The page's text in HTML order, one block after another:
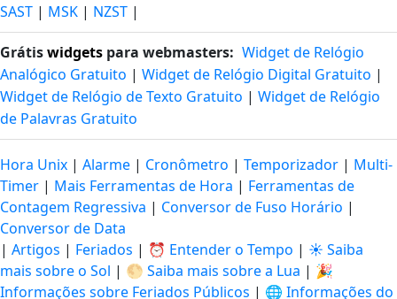
SAST | MSK | NZST |
Grátiswidgets para webmasters: Widget de Relógio
Analógico Gratuito | Widget de Relógio Digital Gratuito |
Widget de Relógio de Texto Gratuito | Widget de Relógio
de Palavras Gratuito
Hora Unix | Alarme | Cronômetro | Temporizador | Multi-
Timer | Mais Ferramentas de Hora | Ferramentas de
Contagem Regressiva | Conversor de Fuso Horário |
Conversor de Data
| Artigos | Feriados | ⏰ Entender o Tempo | ☀️ Saiba
mais sobre o Sol | 🌕 Saiba mais sobre a Lua | 🎉
Informações sobre Feriados Públicos | 🌐 Informações do